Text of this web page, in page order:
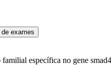
exames
familial específica no gene smad4